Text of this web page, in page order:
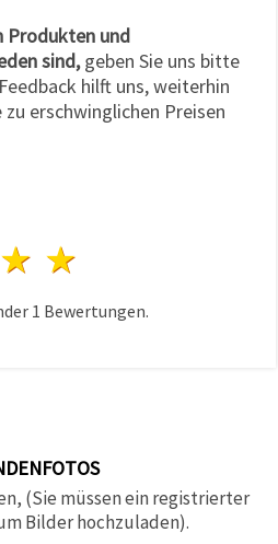
Produkten und
sind,geben Sie uns bitte
hilft uns, weiterhin
erschwinglichen Preisen
4 Sterne
3 Sterne
1 Bewertungen.
(Sie müssen ein registrierter
Bilder hochzuladen).